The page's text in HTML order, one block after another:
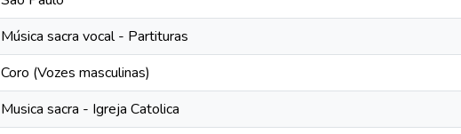
Música sacra vocal - Partituras
Coro (Vozes masculinas)
Musica sacra - Igreja Catolica